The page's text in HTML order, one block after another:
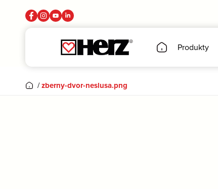
Produkty
/zberny-dvor-neslusa.png